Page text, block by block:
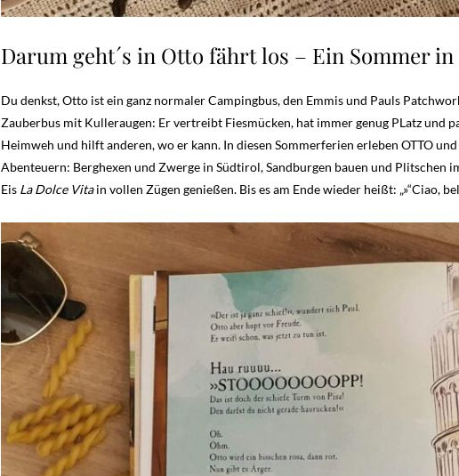
Darum geht´s in Otto fährt los – Ein Sommer
Du denkst, Otto ist ein ganz normaler Campingbus, den Emmis und Pauls
Zauberbus mit Kulleraugen: Er vertreibt Fiesmücken, hat immer genug PLatz und
Heimweh und hilft anderen, wo er kann. In diesen Sommerferien erleben OTTO
Abenteuern: Berghexen und Zwerge in Südtirol, Sandburgen bauen und
Eis La Dolce Vitain vollen Zügen genießen. Bis es am Ende wieder heißt: „»“Ciao,